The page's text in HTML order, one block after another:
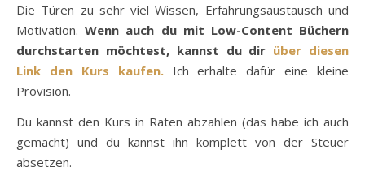
Die Türen zu sehr viel Wissen, Erfahrungsaustausch und
Motivation.Wenn auch du mit Low-Content Büchern
durchstarten möchtest, kannst du dir über diesen
Link den Kurs kaufen.Ich erhalte dafür eine kleine
Provision.
Du kannst den Kurs in Raten abzahlen (das habe ich auch
gemacht) und du kannst ihn komplett von der Steuer
absetzen.